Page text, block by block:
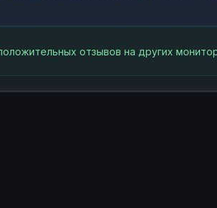
отзывов на других